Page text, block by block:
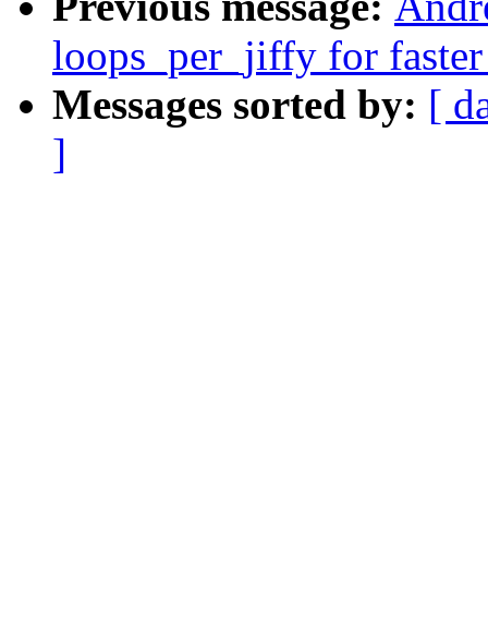
loops_per_jiffy for
Messages sorted by: [
]